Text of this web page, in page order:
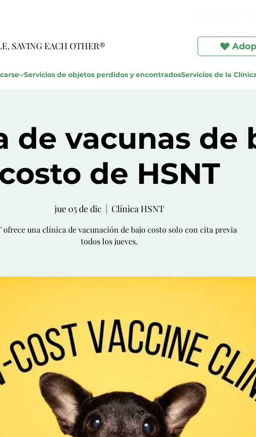
SAVING EACH OTHER®
Servicios de objetos perdidos y encontradosServicios de la
de vacunas de
de HSNT
jue 05 de dic
  |
Clínica HSNT
ofrece una clínica de vacunación de bajo costo solo con cita previa
todos los jueves.